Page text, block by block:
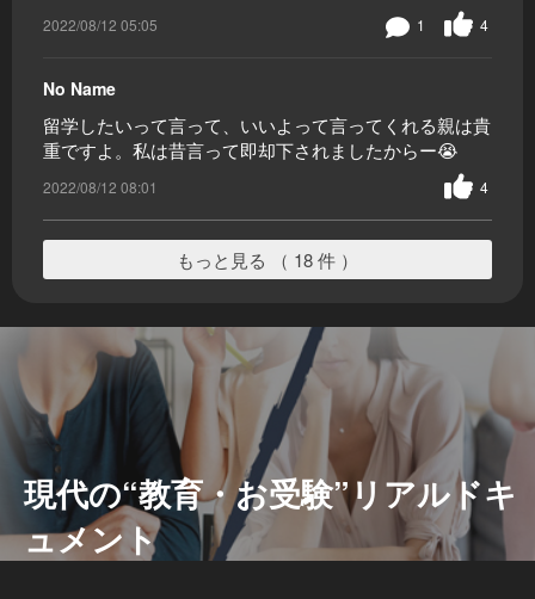
2022/08/12 05:05 4
1
No Name
留学したいって言って、いいよって言ってくれる親は貴
重ですよ。私は昔言って即却下されましたからー😭
2022/08/12 08:01 4
もっと見る （ 18 件 ）
現代の“教育・お受験”リアルドキ
ュメント